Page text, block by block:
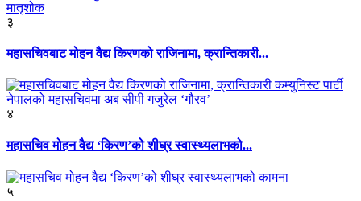
३
महासचिवबाट मोहन वैद्य किरणको राजिनामा, क्रान्तिकारी...
४
महासचिव मोहन वैद्य ‘किरण’को शीघ्र स्वास्थ्यलाभको...
५